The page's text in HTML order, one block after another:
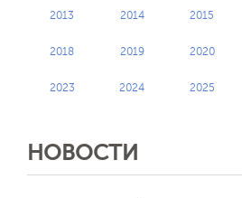
2013 2014 2015
2018 2019 2020
2023 2024 2025
НОВОСТИ